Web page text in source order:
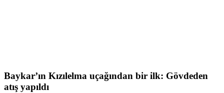
Baykar’ın Kızılelma uçağından bir ilk: Gövdeden
atış yapıldı